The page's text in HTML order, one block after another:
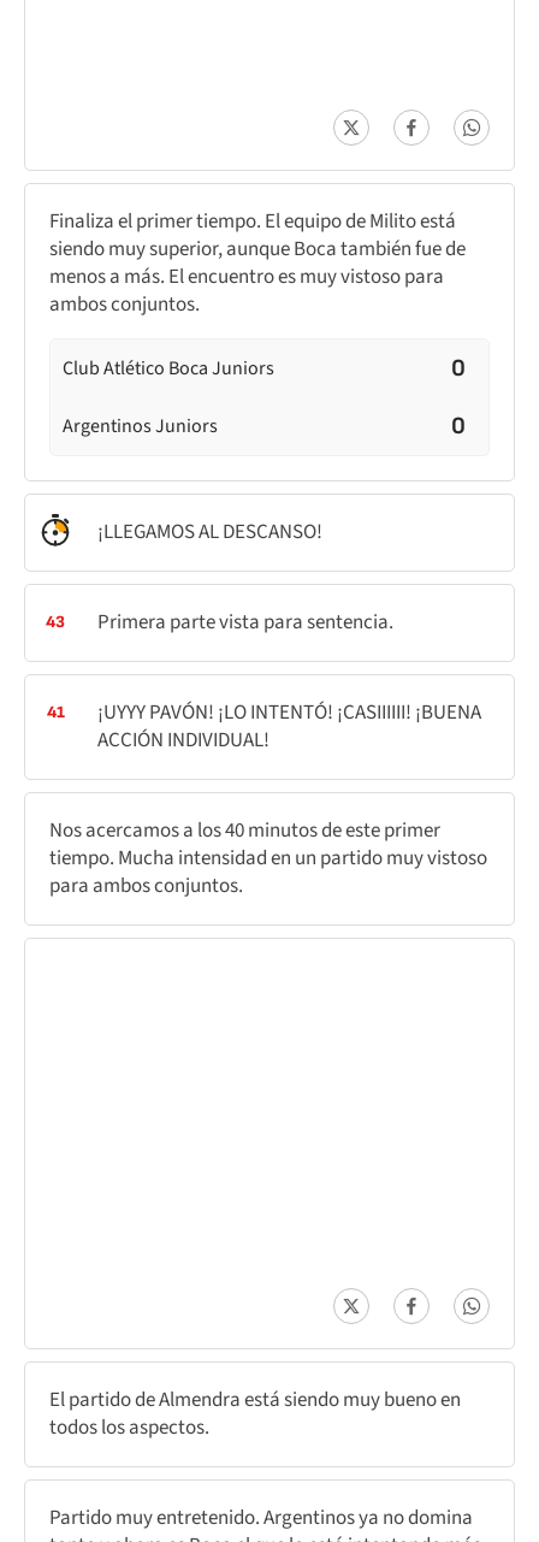
Finaliza el primer tiempo. El equipo de Milito está
siendo muy superior, aunque Boca también fue de
menos a más. El encuentro es muy vistoso para
ambos conjuntos.
Club Atlético Boca Juniors 0
Argentinos Juniors 0
¡LLEGAMOS AL DESCANSO!
43 Primera parte vista para sentencia.
41
¡UYYY PAVÓN! ¡LO INTENTÓ! ¡CASIIIIII! ¡BUENA
ACCIÓN INDIVIDUAL!
Nos acercamos a los 40 minutos de este primer
tiempo. Mucha intensidad en un partido muy vistoso
para ambos conjuntos.
El partido de Almendra está siendo muy bueno en
todos los aspectos.
Partido muy entretenido. Argentinos ya no domina